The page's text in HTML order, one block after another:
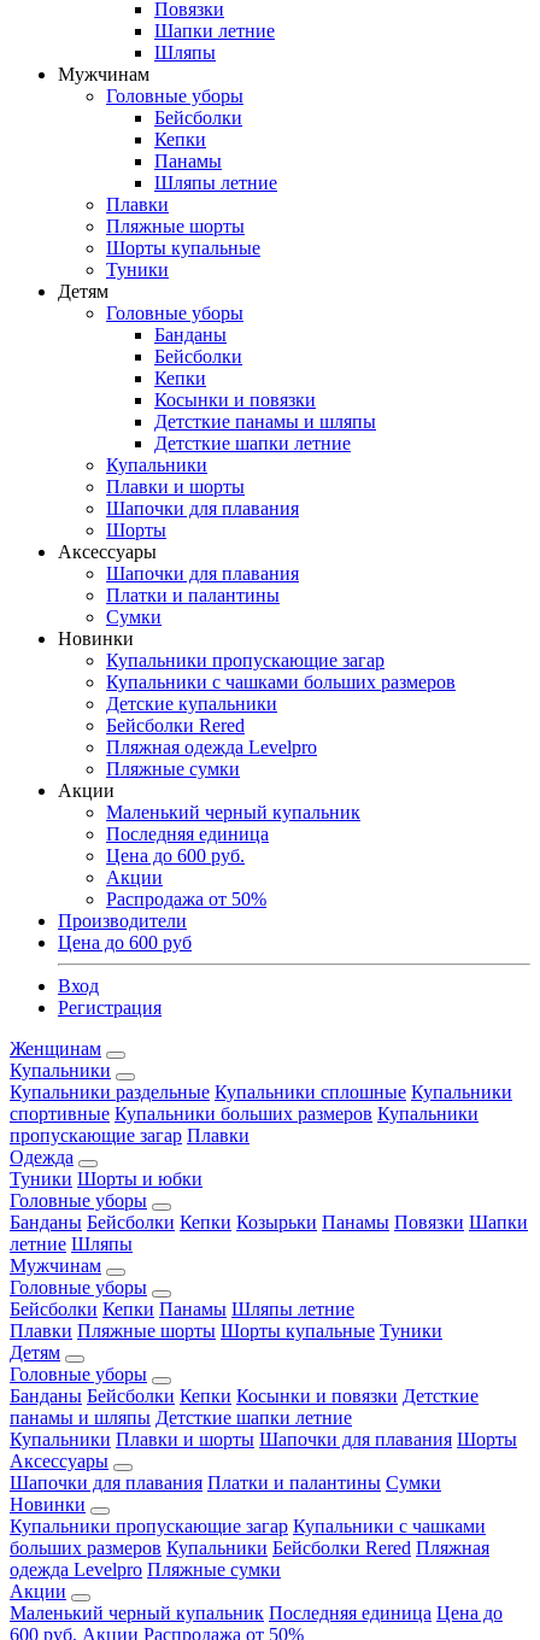
Повязки
Шапки летние
Шляпы
Мужчинам
Головные уборы
Бейсболки
Кепки
Панамы
Шляпы летние
Плавки
Пляжные шорты
Шорты купальные
Туники
Детям
Головные уборы
Банданы
Бейсболки
Кепки
Косынки и повязки
Детсткие панамы и шляпы
Детсткие шапки летние
Купальники
Плавки и шорты
Шапочки для плавания
Шорты
Аксессуары
Шапочки для плавания
Платки и палантины
Сумки
Новинки
Купальники пропускающие загар
Купальники с чашками больших размеров
Детские купальники
Бейсболки Rered
Пляжная одежда Levelpro
Пляжные сумки
Акции
Маленький черный купальник
Последняя единица
Цена до 600 руб.
Акции
Распродажа от 50%
Производители
Цена до 600 руб
Вход
Регистрация
Женщинам
Купальники
Купальники раздельные Купальники сплошные Купальники
спортивные Купальники больших размеров Купальники
пропускающие загар Плавки
Одежда
Туники Шорты и юбки
Головные уборы
Банданы Бейсболки Кепки Козырьки Панамы Повязки Шапки
летние Шляпы
Мужчинам
Головные уборы
Бейсболки Кепки Панамы Шляпы летние
Плавки Пляжные шорты Шорты купальные Туники
Детям
Головные уборы
Банданы Бейсболки Кепки Косынки и повязки Детсткие
панамы и шляпы Детсткие шапки летние
Купальники Плавки и шорты Шапочки для плавания Шорты
Аксессуары
Шапочки для плавания Платки и палантины Сумки
Новинки
Купальники пропускающие загар Купальники с чашками
больших размеров Купальники Бейсболки Rered Пляжная
одежда Levelpro Пляжные сумки
Акции
Маленький черный купальник Последняя единица Цена до
600 руб. Акции Распродажа от 50%